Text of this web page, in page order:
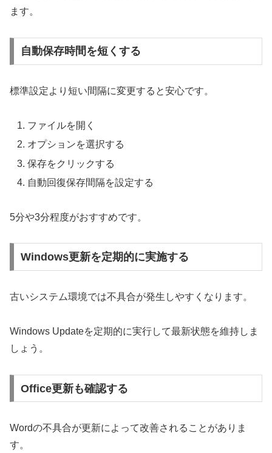
ます。
自動保存時間を短くする
標準設定より短い間隔に変更すると安心です。
ファイルを開く
オプションを選択する
保存をクリックする
自動回復保存間隔を設定する
5分や3分程度がおすすめです。
Windows更新を定期的に実施する
古いシステム環境では不具合が発生しやすくなります。
Windows Updateを定期的に実行して最新状態を維持しま
しょう。
Office更新も確認する
Wordの不具合が更新によって改善されることがありま
す。